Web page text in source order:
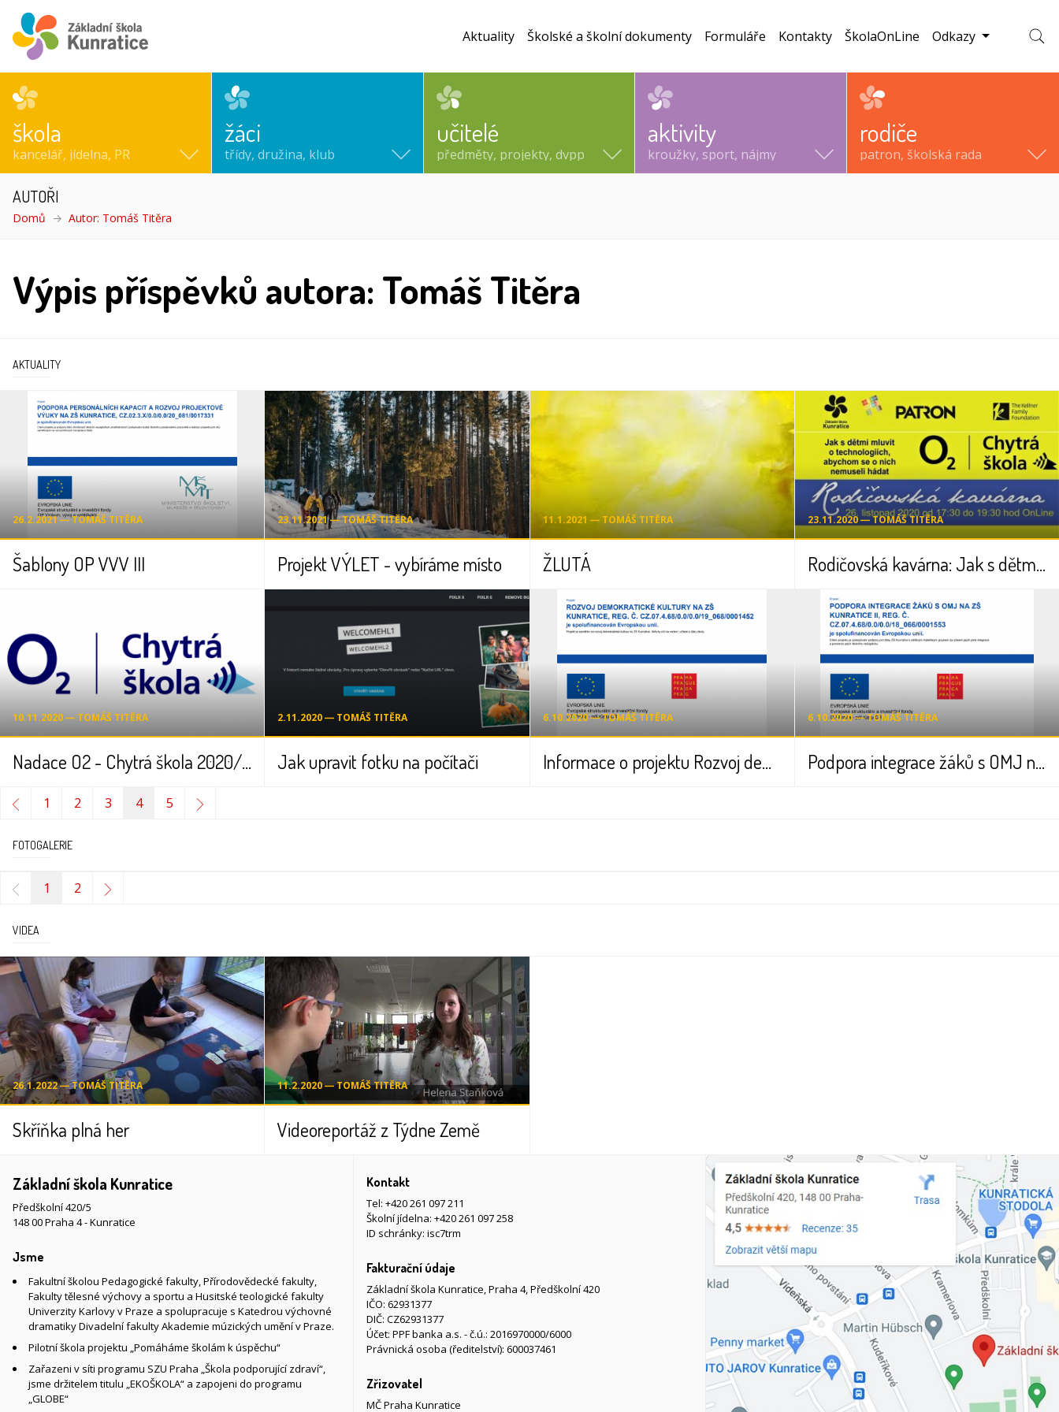
škola
kancelář, jídelna, PR
žáci
třídy, družina, klub
učitelé
předměty, projekty, dvpp
aktivity
kroužky, sport, nájmy
rodiče
patron, školská rada
Aktuality Školské a školní dokumenty Formuláře Kontakty ŠkolaOnLine Odkazy
AUTOŘI
Domů Autor: Tomáš Titěra
Výpis příspěvků autora: Tomáš Titěra
AKTUALITY
26.2.2021 ― TOMÁŠ TITĚRA
Šablony OP VVV III
23.11.2021 ― TOMÁŠ TITĚRA
Projekt VÝLET - vybíráme místo
11.1.2021 ― TOMÁŠ TITĚRA
ŽLUTÁ
23.11.2020 ― TOMÁŠ TITĚRA
Rodičovská kavárna: Jak s dětmi mluvit o technologiích, abychom se o nich nemuseli hádat
10.11.2020 ― TOMÁŠ TITĚRA
Nadace O2 - Chytrá škola 2020/21
2.11.2020 ― TOMÁŠ TITĚRA
Jak upravit fotku na počítači
6.10.2020 ― TOMÁŠ TITĚRA
Informace o projektu Rozvoj demokratické kultury
6.10.2020 ― TOMÁŠ TITĚRA
Podpora integrace žáků s OMJ na ZŠ Kunratice II
1 2 3 4 5
FOTOGALERIE
1 2
VIDEA
26.1.2022 ― TOMÁŠ TITĚRA
Skříňka plná her
11.2.2020 ― TOMÁŠ TITĚRA
Videoreportáž z Týdne Země
Základní škola Kunratice
Předškolní 420/5
148 00 Praha 4 - Kunratice
Jsme
Fakultní školou Pedagogické fakulty, Přírodovědecké fakulty,
Fakulty tělesné výchovy a sportu a Husitské teologické fakulty
Univerzity Karlovy v Praze a spolupracuje s Katedrou výchovné
dramatiky Divadelní fakulty Akademie múzických umění v Praze.
Pilotní škola projektu „Pomáháme školám k úspěchu“
Zařazeni v síti programu SZU Praha „Škola podporující zdraví“,
jsme držitelem titulu „EKOŠKOLA“ a zapojeni do programu
„GLOBE“
Kontakt
Tel: +420 261 097 211
Školní jídelna: +420 261 097 258
ID schránky: isc7trm
Fakturační údaje
Základní škola Kunratice, Praha 4, Předškolní 420
IČO: 62931377
DIČ: CZ62931377
Účet: PPF banka a.s. - č.ú.: 2016970000/6000
Právnická osoba (ředitelství): 600037461
Zřizovatel
MČ Praha Kunratice